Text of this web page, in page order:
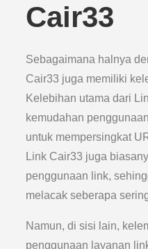
Cair33
Sebagaimana halnya
Cair33 juga memiliki
Kelebihan utama dari
kemudahan
untuk mempersingkat
Link Cair33 juga
penggunaan link,
melacak seberapa
Namun, di sisi lain,
penggunaan layanan